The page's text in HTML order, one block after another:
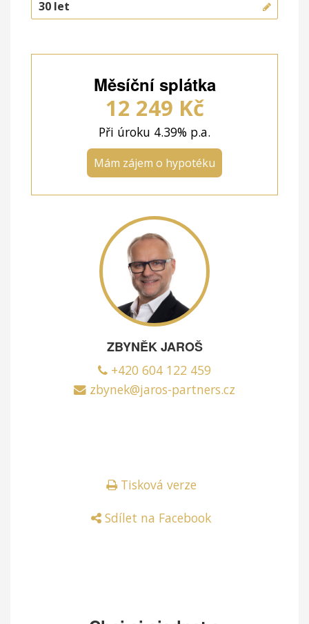
Měsíční splátka
12 249 Kč
Při úroku 4.39% p.a.
Mám zájem o hypotéku
ZBYNĚK JAROŠ
+420 604 122 459
zbynek@jaros-partners.cz
Tisková verze
Sdílet na Facebook